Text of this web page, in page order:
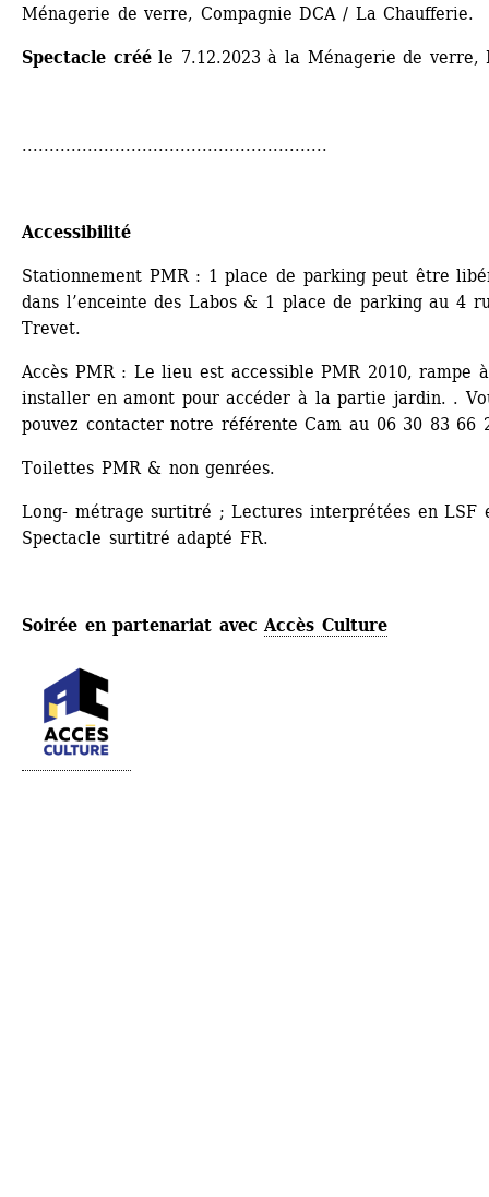
Ménagerie de verre, Compagnie DCA / La Chaufferie.
Spectacle crééle 7.12.2023 à la Ménagerie de verre,
........................................................
Accessibilité
Stationnement PMR : 1 place de parking peut être
dans l’enceinte des Labos & 1 place de parking au 4
Trevet.
Accès PMR : Le lieu est accessible PMR 2010, rampe à
installer en amont pour accéder à la partie jardin. .
pouvez contacter notre référente Cam au 06 30 83 66
Toilettes PMR & non genrées.
Long- métrage surtitré ; Lectures interprétées en LSF
Spectacle surtitré adapté FR.
Soirée en partenariat avec Accès Culture